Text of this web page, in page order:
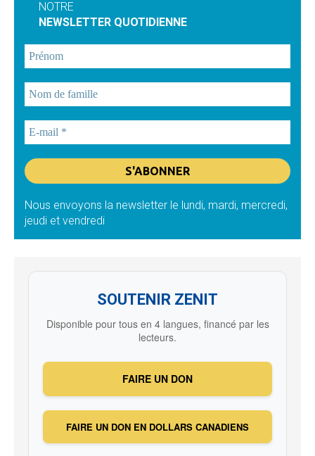
NOTRE
NEWSLETTER QUOTIDIENNE
Nous envoyons la newsletter le lundi, mardi, mercredi,
jeudi et vendredi
SOUTENIR ZENIT
Disponible pour tous en 4 langues, financé par les
lecteurs.
FAIRE UN DON
FAIRE UN DON EN DOLLARS CANADIENS